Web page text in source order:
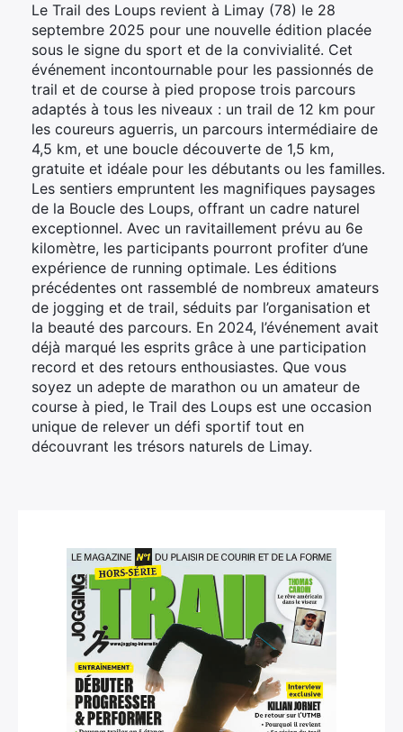
Le Trail des Loups revient à Limay (78) le 28
septembre 2025 pour une nouvelle édition placée
sous le signe du sport et de la convivialité. Cet
événement incontournable pour les passionnés de
trail et de course à pied propose trois parcours
adaptés à tous les niveaux : un trail de 12 km pour
les coureurs aguerris, un parcours intermédiaire de
4,5 km, et une boucle découverte de 1,5 km,
gratuite et idéale pour les débutants ou les familles.
Les sentiers empruntent les magnifiques paysages
de la Boucle des Loups, offrant un cadre naturel
exceptionnel. Avec un ravitaillement prévu au 6e
kilomètre, les participants pourront profiter d’une
expérience de running optimale. Les éditions
précédentes ont rassemblé de nombreux amateurs
de jogging et de trail, séduits par l’organisation et
la beauté des parcours. En 2024, l’événement avait
déjà marqué les esprits grâce à une participation
record et des retours enthousiastes. Que vous
soyez un adepte de marathon ou un amateur de
course à pied, le Trail des Loups est une occasion
unique de relever un défi sportif tout en
découvrant les trésors naturels de Limay.